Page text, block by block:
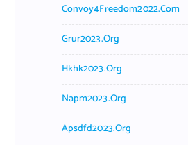
Convoy4Freedom2022.com
Grur2023.org
Hkhk2023.org
Napm2023.org
Apsdfd2023.org